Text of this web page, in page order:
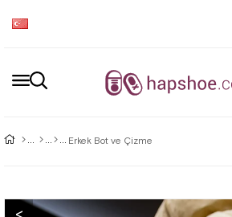
Erkek Bot ve Çizme